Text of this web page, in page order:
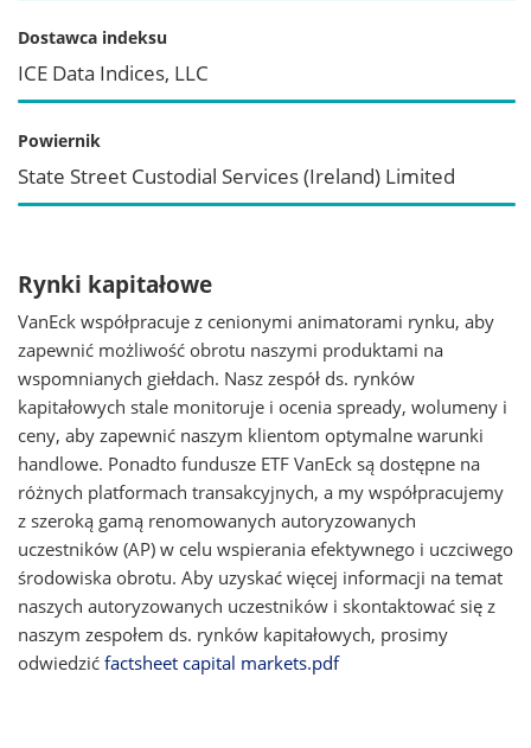
Dostawca indeksu
ICE Data Indices, LLC
Powiernik
State Street Custodial Services (Ireland) Limited
Rynki kapitałowe
VanEck współpracuje z cenionymi animatorami rynku, aby
zapewnić możliwość obrotu naszymi produktami na
wspomnianych giełdach. Nasz zespół ds. rynków
kapitałowych stale monitoruje i ocenia spready, wolumeny i
ceny, aby zapewnić naszym klientom optymalne warunki
handlowe. Ponadto fundusze ETF VanEck są dostępne na
różnych platformach transakcyjnych, a my współpracujemy
z szeroką gamą renomowanych autoryzowanych
uczestników (AP) w celu wspierania efektywnego i uczciwego
środowiska obrotu. Aby uzyskać więcej informacji na temat
naszych autoryzowanych uczestników i skontaktować się z
naszym zespołem ds. rynków kapitałowych, prosimy
odwiedzić factsheet capital markets.pdf